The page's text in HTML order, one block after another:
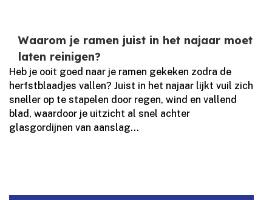
Waarom je ramen juist in het najaar moet
laten reinigen?
Heb je ooit goed naar je ramen gekeken zodra de
herfstblaadjes vallen? Juist in het najaar lijkt vuil zich
sneller op te stapelen door regen, wind en vallend
blad, waardoor je uitzicht al snel achter
glasgordijnen van aanslag...